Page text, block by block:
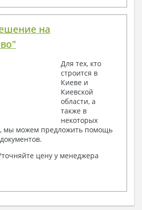
на
Для тех, кто
строится в
Киеве и
Киевской
области, а
также в
некоторых
мы можем предложить помощь
цену у менеджера